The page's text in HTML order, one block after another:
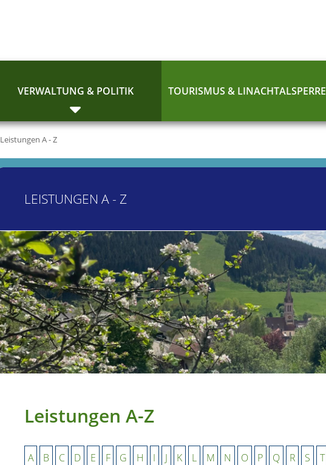
VERWALTUNG & POLITIK TOURISMUS & LINACHTALSPERRE
Leistungen A - Z
LEISTUNGEN A - Z
Leistungen A-Z
A B C D E F G H I J K L M N O P Q R S T